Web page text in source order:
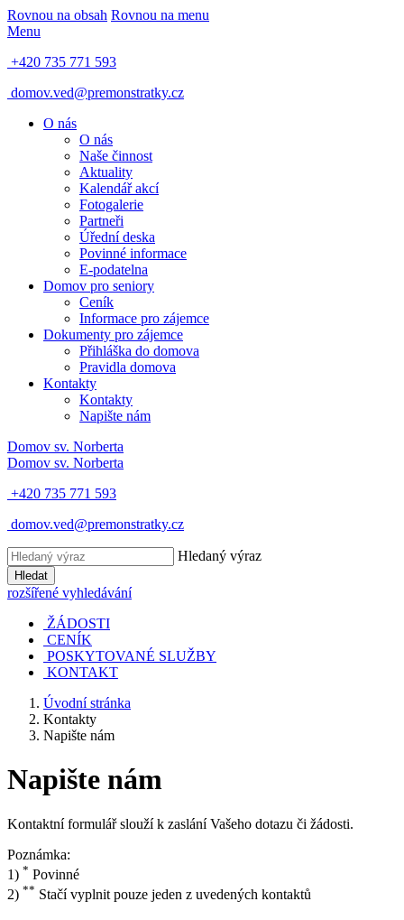
Rovnou na obsah Rovnou na menu
Menu
+420 735 771 593
domov.ved@premonstratky.cz
O nás
O nás
Naše činnost
Aktuality
Kalendář akcí
Fotogalerie
Partneři
Úřední deska
Povinné informace
E-podatelna
Domov pro seniory
Ceník
Informace pro zájemce
Dokumenty pro zájemce
Přihláška do domova
Pravidla domova
Kontakty
Kontakty
Napište nám
Domov sv. Norberta
Domov sv. Norberta
+420 735 771 593
domov.ved@premonstratky.cz
Hledaný výraz
Hledat
rozšířené vyhledávání
ŽÁDOSTI
CENÍK
POSKYTOVANÉ SLUŽBY
KONTAKT
Úvodní stránka
Kontakty
Napište nám
Napište nám
Kontaktní formulář slouží k zaslání Vašeho dotazu či žádosti.
Poznámka:
1) * Povinné
2) ** Stačí vyplnit pouze jeden z uvedených kontaktů